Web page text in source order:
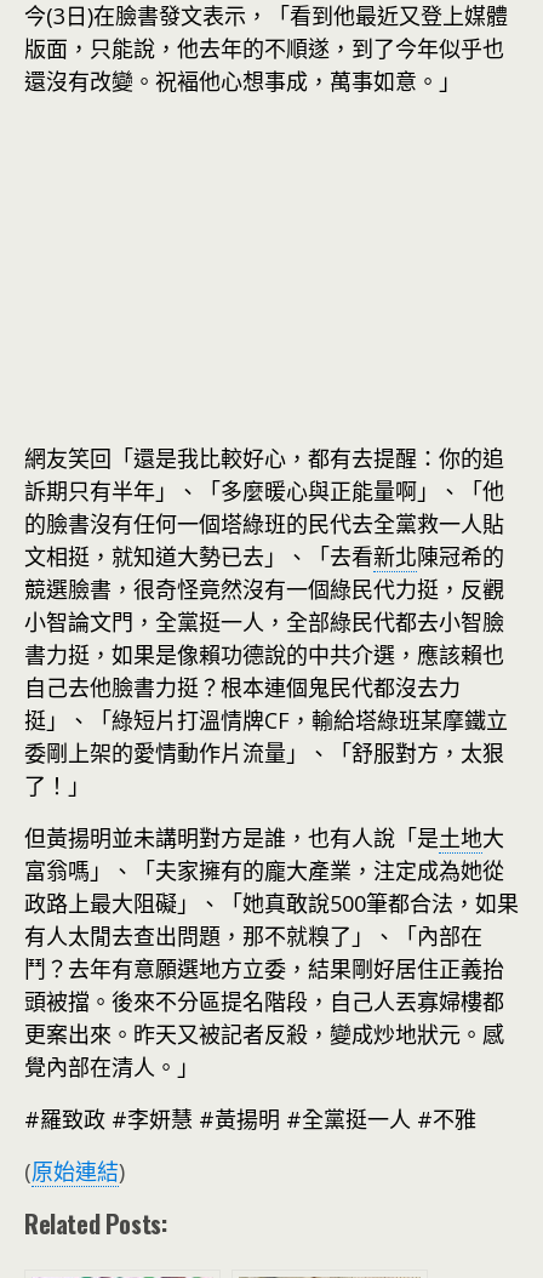
今(3日)在臉書發文表示，「看到他最近又登上媒體
版面，只能說，他去年的不順遂，到了今年似乎也
還沒有改變。祝褔他心想事成，萬事如意。」
網友笑回「還是我比較好心，都有去提醒：你的追
訴期只有半年」、「多麼暖心與正能量啊」、「他
的臉書沒有任何一個塔綠班的民代去全黨救一人貼
文相挺，就知道大勢已去」、「去看新北陳冠希的
競選臉書，很奇怪竟然沒有一個綠民代力挺，反觀
小智論文門，全黨挺一人，全部綠民代都去小智臉
書力挺，如果是像賴功德說的中共介選，應該賴也
自己去他臉書力挺？根本連個鬼民代都沒去力
挺」、「綠短片打溫情牌CF，輸給塔綠班某摩鐵立
委剛上架的愛情動作片流量」、「舒服對方，太狠
了！」
但黃揚明並未講明對方是誰，也有人說「是土地大
富翁嗎」、「夫家擁有的龐大產業，注定成為她從
政路上最大阻礙」、「她真敢說500筆都合法，如果
有人太閒去查出問題，那不就糗了」、「內部在
鬥？去年有意願選地方立委，結果剛好居住正義抬
頭被擋。後來不分區提名階段，自己人丟寡婦樓都
更案出來。昨天又被記者反殺，變成炒地狀元。感
覺內部在清人。」
#羅致政 #李妍慧 #黃揚明 #全黨挺一人 #不雅
(原始連結)
Related Posts: